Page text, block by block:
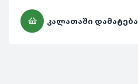
ᲙᲐᲚᲐᲗᲐᲨᲘ ᲓᲐᲛᲐᲢᲔᲑᲐ